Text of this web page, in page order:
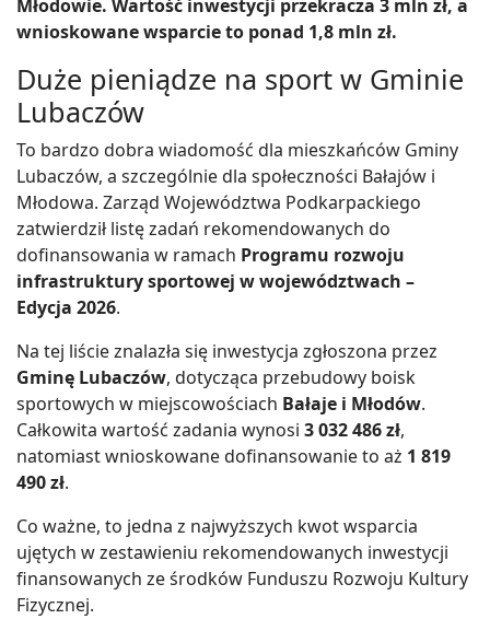
Młodowie. Wartość inwestycji przekracza 3 mln zł, a
wnioskowane wsparcie to ponad 1,8 mln zł.
Duże pieniądze na sport w Gminie
Lubaczów
To bardzo dobra wiadomość dla mieszkańców Gminy
Lubaczów, a szczególnie dla społeczności Bałajów i
Młodowa. Zarząd Województwa Podkarpackiego
zatwierdził listę zadań rekomendowanych do
dofinansowania w ramach Programu rozwoju
infrastruktury sportowej w województwach –
Edycja 2026.
Na tej liście znalazła się inwestycja zgłoszona przez
Gminę Lubaczów, dotycząca przebudowy boisk
sportowych w miejscowościach Bałaje i Młodów.
Całkowita wartość zadania wynosi 3 032 486 zł,
natomiast wnioskowane dofinansowanie to aż 1 819
490 zł.
Co ważne, to jedna z najwyższych kwot wsparcia
ujętych w zestawieniu rekomendowanych inwestycji
finansowanych ze środków Funduszu Rozwoju Kultury
Fizycznej.